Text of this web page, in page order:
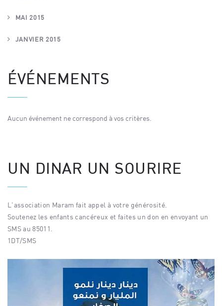
MAI 2015
JANVIER 2015
ÉVÉNEMENTS
Aucun événement ne correspond à vos critères.
UN DINAR UN SOURIRE
L'association Maram fait appel à votre générosité.
Soutenez les enfants cancéreux et faites un don en envoyant un
SMS au 85011.
1DT/SMS